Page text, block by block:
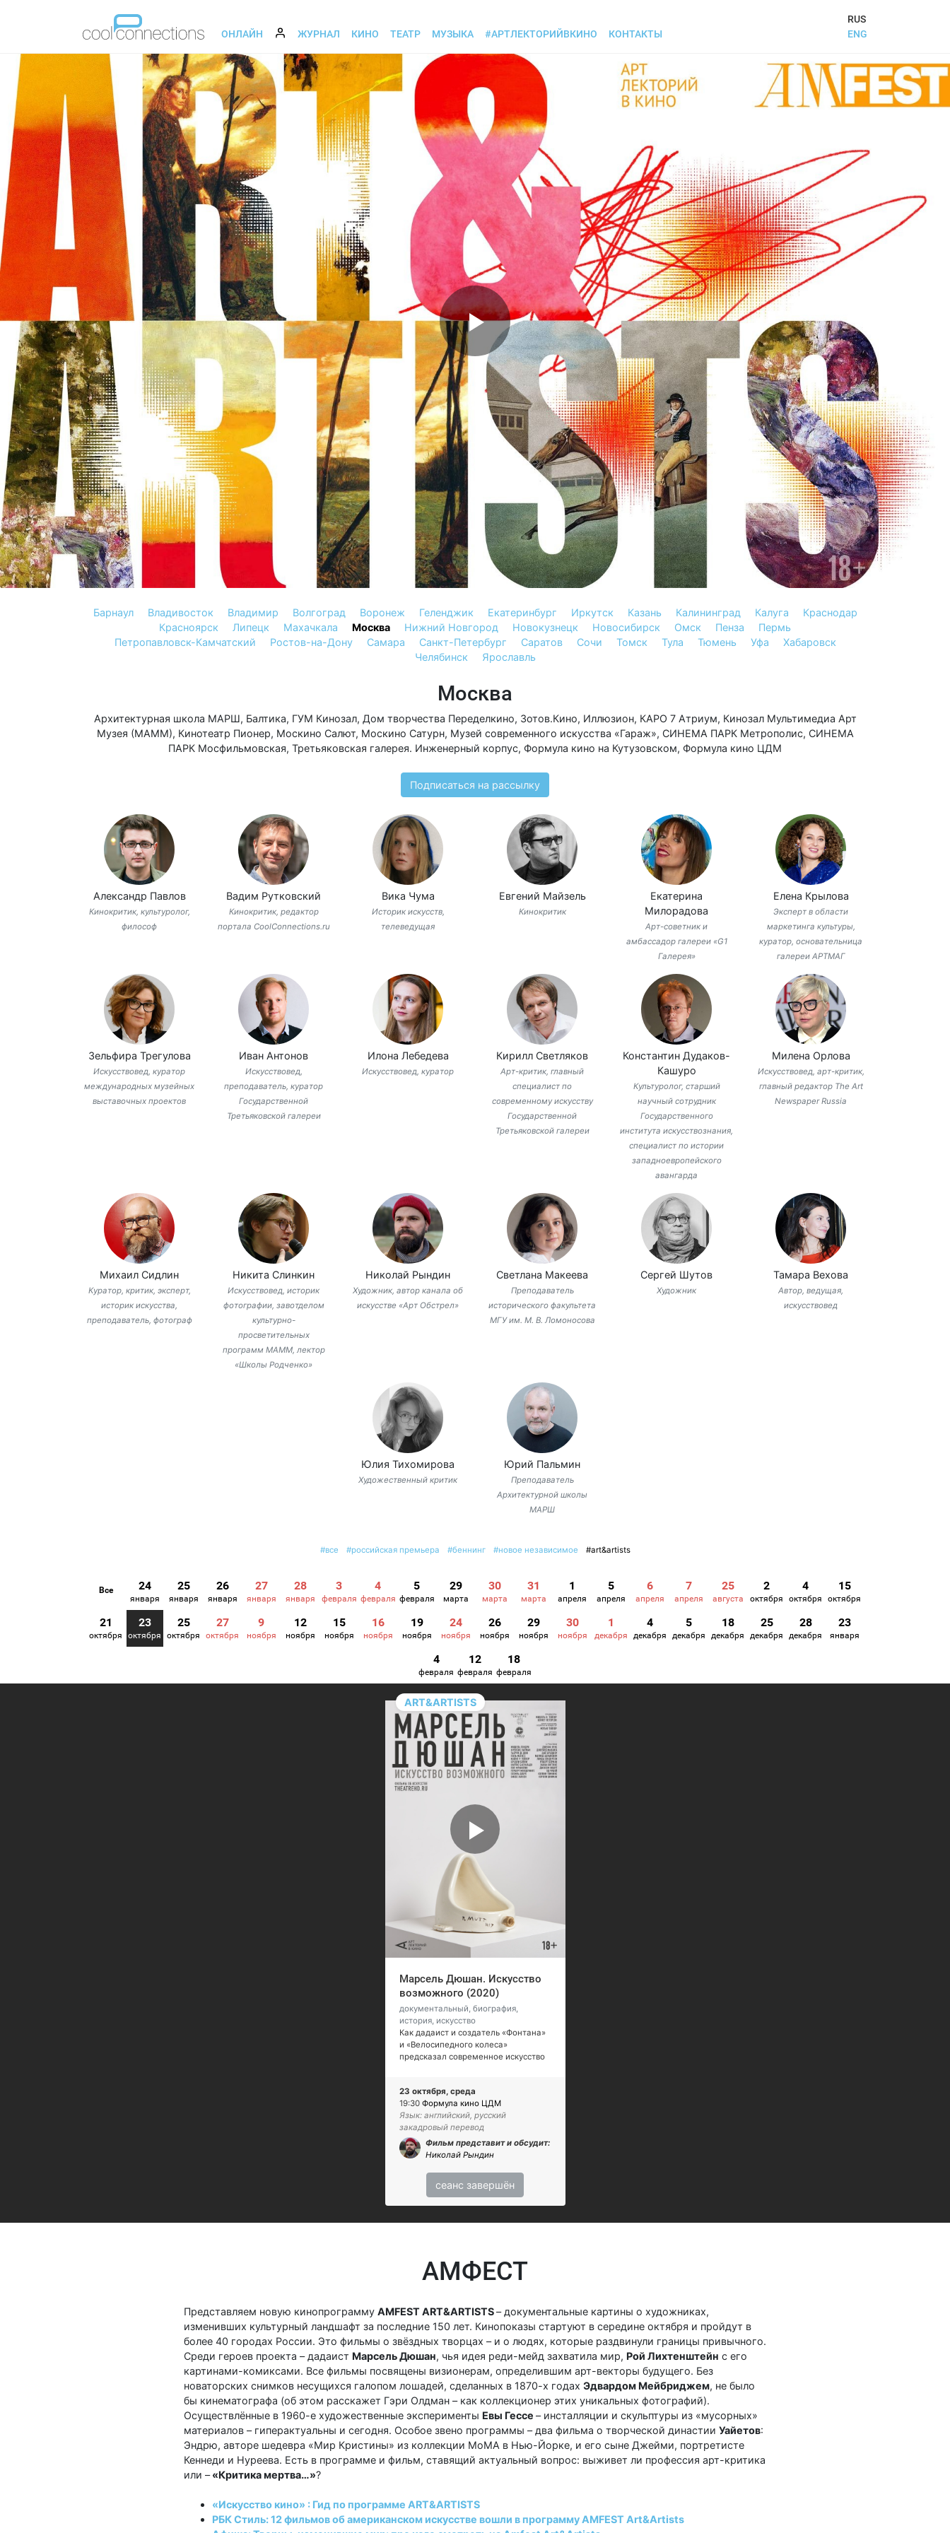
ОНЛАЙН ЖУРНАЛ КИНО ТЕАТР МУЗЫКА #АРТЛЕКТОРИЙВКИНО КОНТАКТЫ
RUS
ENG
Барнаул Владивосток Владимир Волгоград Воронеж Геленджик Екатеринбург Иркутск Казань Калининград Калуга
Краснодар
Красноярск
Липецк Махачкала Москва Нижний Новгород Новокузнецк Новосибирск Омск Пенза
Пермь
Петропавловск-Камчатский
Ростов-на-Дону Самара Санкт-Петербург Саратов Сочи Томск Тула Тюмень Уфа
Хабаровск
Челябинск
Ярославль
Москва
Архитектурная школа МАРШ, Балтика, ГУМ Кинозал, Дом творчества Переделкино, Зотов.Кино, Иллюзион, КАРО 7 Атриум, Кинозал Мультимедиа Арт
Музея (МАММ), Кинотеатр Пионер, Москино Салют, Москино Сатурн, Музей современного искусства «Гараж», СИНЕМА ПАРК Метрополис, СИНЕМА
ПАРК Мосфильмовская, Третьяковская галерея. Инженерный корпус, Формула кино на Кутузовском, Формула кино ЦДМ
Подписаться на рассылку
Александр Павлов
Кинокритик, культуролог,
философ
Вадим Рутковский
Кинокритик, редактор
портала CoolConnections.ru
Вика Чума
Историк искусств,
телеведущая
Евгений Майзель
Кинокритик
Екатерина
Милорадова
Арт-советник и
амбассадор галереи «G1
Галерея»
Елена Крылова
Эксперт в области
маркетинга культуры,
куратор, основательница
галереи АРТМАГ
Зельфира Трегулова
Искусствовед, куратор
международных музейных
выставочных проектов
Иван Антонов
Искусствовед,
преподаватель, куратор
Государственной
Третьяковской галереи
Илона Лебедева
Искусствовед, куратор
Кирилл Светляков
Арт-критик, главный
специалист по
современному искусству
Государственной
Третьяковской галереи
Константин Дудаков-
Кашуро
Культуролог, старший
научный сотрудник
Государственного
института искусствознания,
специалист по истории
западноевропейского
авангарда
Милена Орлова
Искусствовед, арт-критик,
главный редактор The Art
Newspaper Russia
Михаил Сидлин
Куратор, критик, эксперт,
историк искусства,
преподаватель, фотограф
Никита Слинкин
Искусствовед, историк
фотографии, завотделом
культурно-
просветительных
программ МАММ, лектор
«Школы Родченко»
Николай Рындин
Художник, автор канала об
искусстве «Арт Обстрел»
Светлана Макеева
Преподаватель
исторического факультета
МГУ им. М. В. Ломоносова
Сергей Шутов
Художник
Тамара Вехова
Автор, ведущая,
искусствовед
Юлия Тихомирова
Художественный критик
Юрий Пальмин
Преподаватель
Архитектурной школы
МАРШ
#все #российская премьера #беннинг #новое независимое #art&artists
Все 24
января
25
января
26
января
27
января
28
января
3
февраля
4
февраля
5
февраля
29
марта
30
марта
31
марта
1
апреля
5
апреля
6
апреля
7
апреля
25
августа
2
октября
4
октября
15
октября
21
октября
23
октября
25
октября
27
октября
9
ноября
12
ноября
15
ноября
16
ноября
19
ноября
24
ноября
26
ноября
29
ноября
30
ноября
1
декабря
4
декабря
5
декабря
18
декабря
25
декабря
28
декабря
23
января
4
февраля
12
февраля
18
февраля
ART&ARTISTS
Марсель Дюшан. Искусство
возможного (2020)
документальный, биография,
история, искусство
Как дадаист и создатель «Фонтана»
и «Велосипедного колеса»
предсказал современное искусство
23 октября, среда
19:30 Формула кино ЦДМ
Язык: английский, русский
закадровый перевод
Фильм представит и обсудит:
Николай Рындин
сеанс завершён
АМФЕСТ
Представляем новую кинопрограмму AMFEST ART&ARTISTS– документальные картины о художниках,
изменивших культурный ландшафт за последние 150 лет. Кинопоказы стартуют в середине октября и пройдут в
более 40 городах России. Это фильмы о звёздных творцах – и о людях, которые раздвинули границы привычного.
Среди героев проекта – дадаист Марсель Дюшан, чья идея реди-мейд захватила мир, Рой Лихтенштейн с его
картинами-комиксами. Все фильмы посвящены визионерам, определившим арт-векторы будущего. Без
новаторских снимков несущихся галопом лошадей, сделанных в 1870-х годах Эдвардом Мейбриджем, не было
бы кинематографа (об этом расскажет Гэри Олдман – как коллекционер этих уникальных фотографий).
Осуществлённые в 1960-е художественные эксперименты Евы Гессе – инсталляции и скульптуры из «мусорных»
материалов – гиперактуальны и сегодня. Особое звено программы – два фильма о творческой династии Уайетов:
Эндрю, авторе шедевра «Мир Кристины» из коллекции МоМА в Нью-Йорке, и его сыне Джейми, портретисте
Кеннеди и Нуреева. Есть в программе и фильм, ставящий актуальный вопрос: выживет ли профессия арт-критика
или –«Критика мертва…»?
«Искусство кино» : Гид по программе ART&ARTISTS
РБК Стиль: 12 фильмов об американском искусстве вошли в программу AMFEST Art&Artists